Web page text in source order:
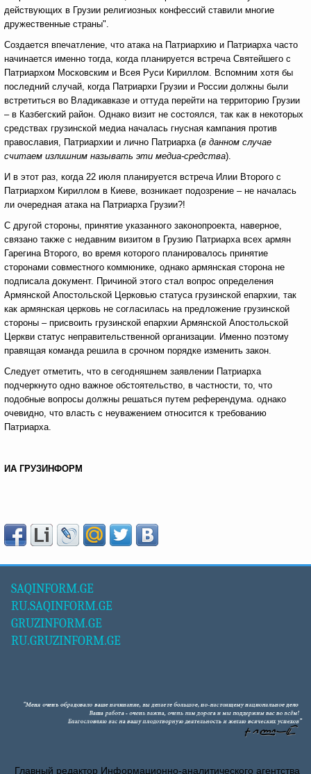
действующих в Грузии религиозных конфессий ставили многие
дружественные страны".
Создается впечатление, что атака на Патриархию и Патриарха часто
начинается именно тогда, когда планируется встреча Святейшего с
Патриархом Московским и Всея Руси Кириллом. Вспомним хотя бы
последний случай, когда Патриархи Грузии и России должны были
встретиться во Владикавказе и оттуда перейти на территорию Грузии
– в Казбегский район. Однако визит не состоялся, так как в некоторых
средствах грузинской медиа началась гнусная кампания против
православия, Патриархии и лично Патриарха (в данном случае
считаем излишним называть эти медиа-средства).
И в этот раз, когда 22 июля планируется встреча Илии Второго с
Патриархом Кириллом в Киеве, возникает подозрение – не началась
ли очередная атака на Патриарха Грузии?!
С другой стороны, принятие указанного законопроекта, наверное,
связано также с недавним визитом в Грузию Патриарха всех армян
Гарегина Второго, во время которого планировалось принятие
сторонами совместного коммюнике, однако армянская сторона не
подписала документ. Причиной этого стал вопрос определения
Армянской Апостольской Церковью статуса грузинской епархии, так
как армянская церковь не согласилась на предложение грузинской
стороны – присвоить грузинской епархии Армянской Апостольской
Церкви статус неправительственной организации. Именно поэтому
правящая команда решила в срочном порядке изменить закон.
Следует отметить, что в сегодняшнем заявлении Патриарха
подчеркнуто одно важное обстоятельство, в частности, то, что
подобные вопросы должны решаться путем референдума. однако
очевидно, что власть с неуважением относится к требованию
Патриарха.
ИА ГРУЗИНФОРМ
SAQINFORM.GE
RU.SAQINFORM.GE
GRUZINFORM.GE
RU.GRUZINFORM.GE
Главный редактор Информационно-аналитического агентства